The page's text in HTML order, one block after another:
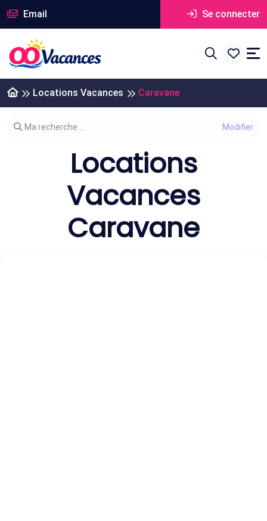
Email Se connecter
Locations Vacances Caravane
Modifier votre recherche
Ma recherche ...
Locations
Vacances
Caravane